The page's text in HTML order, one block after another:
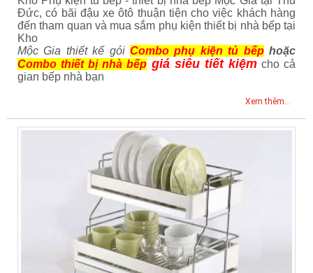
Đức, có bãi đậu xe ôtô thuận tiện cho việc khách hàng
đến tham quan và mua sắm phụ kiện thiết bị nhà bếp tại
Kho
Mộc Gia thiết kế gói Combo phụ kiện tủ bếphoặc
Combo thiết bị nhà bếp giá siêu tiết kiệm cho cả
gian bếp nhà bạn
Xem thêm...